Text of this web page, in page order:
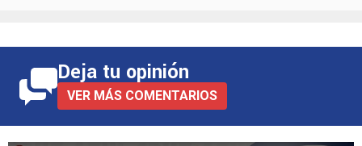
Deja tu opinión
VER MÁS COMENTARIOS